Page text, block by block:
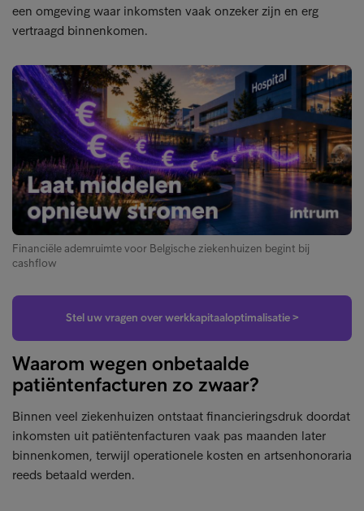
een omgeving waar inkomsten vaak onzeker zijn en erg
vertraagd binnenkomen.
Financiële ademruimte voor Belgische ziekenhuizen begint bij
cashflow
Stel uw vragen over werkkapitaaloptimalisatie >
Waarom wegen onbetaalde
patiëntenfacturen zo zwaar?
Binnen veel ziekenhuizen ontstaat financieringsdruk doordat
inkomsten uit patiëntenfacturen vaak pas maanden later
binnenkomen, terwijl operationele kosten en artsenhonoraria
reeds betaald werden.